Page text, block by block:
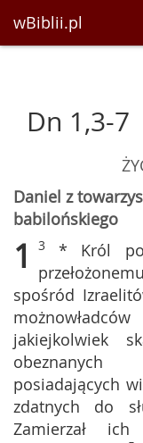
wBiblii.pl
Dn 1,3-7
Daniel z
babilońskiego
1 3 * Król
spośród
możnowładców
jakiejkolwiek
posiadających
zdatnych do
Zamierzał